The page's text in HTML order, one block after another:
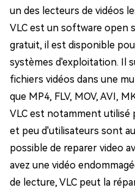
un des lecteurs de vidéos
VLC est un software open
gratuit, il est disponible
systèmes d'exploitation. Il
fichiers vidéos dans une
que MP4, FLV, MOV, AVI,
VLC est notamment utilisé
et peu d'utilisateurs sont
possible de reparer video
avez une vidéo
de lecture, VLC peut la